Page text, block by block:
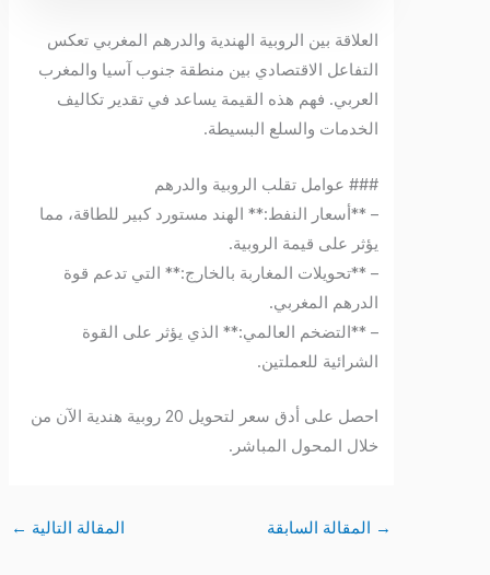
العلاقة بين الروبية الهندية والدرهم المغربي تعكس
التفاعل الاقتصادي بين منطقة جنوب آسيا والمغرب
العربي. فهم هذه القيمة يساعد في تقدير تكاليف
الخدمات والسلع البسيطة.
### عوامل تقلب الروبية والدرهم
– **أسعار النفط:** الهند مستورد كبير للطاقة، مما
يؤثر على قيمة الروبية.
– **تحويلات المغاربة بالخارج:** التي تدعم قوة
الدرهم المغربي.
– **التضخم العالمي:** الذي يؤثر على القوة
الشرائية للعملتين.
احصل على أدق سعر لتحويل 20 روبية هندية الآن من
خلال المحول المباشر.
المقالة السابقة المقالة التالية←